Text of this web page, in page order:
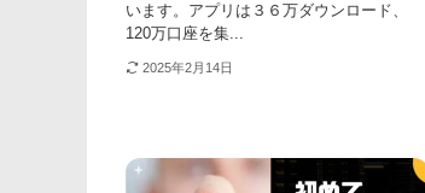
います。アプリは３６万ダウンロード、
120万口座を集...
2025年2月14日